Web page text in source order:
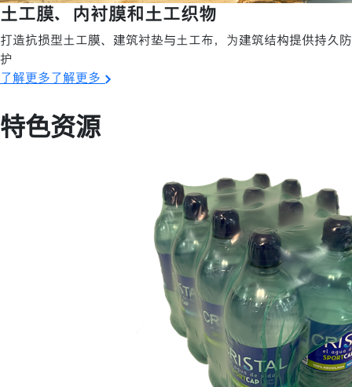
土工膜、内衬膜和土工织物
打造抗损型土工膜、建筑衬垫与土工布，为建筑结构提供持久防
护
了解更多了解更多
特色资源